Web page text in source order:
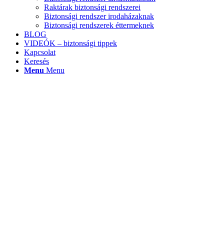
Raktárak biztonsági rendszerei
Biztonsági rendszer irodaházaknak
Biztonsági rendszerek éttermeknek
BLOG
VIDEÓK – biztonsági tippek
Kapcsolat
Keresés
Menu Menu